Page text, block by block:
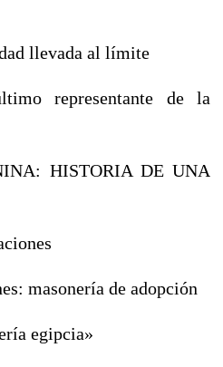
llevada al límite
representante de la
HISTORIA DE UNA
masonería de adopción
egipcia»